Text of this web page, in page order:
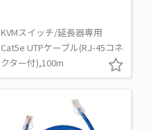
KVMスイッチ/延長器専用
Cat5e UTPケーブル(RJ-45コネ
クター付),100m